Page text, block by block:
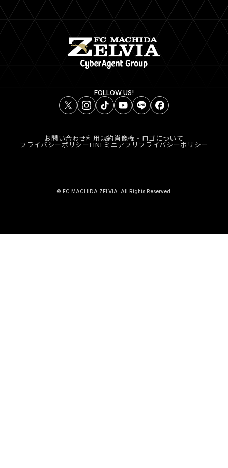
FOLLOW US!
お問い合わせ利用規約肖像権・ロゴについて
プライバシーポリシーLINEミニアプリプライバシーポリシー
© FC MACHIDA ZELVIA. All Rights Reserved.